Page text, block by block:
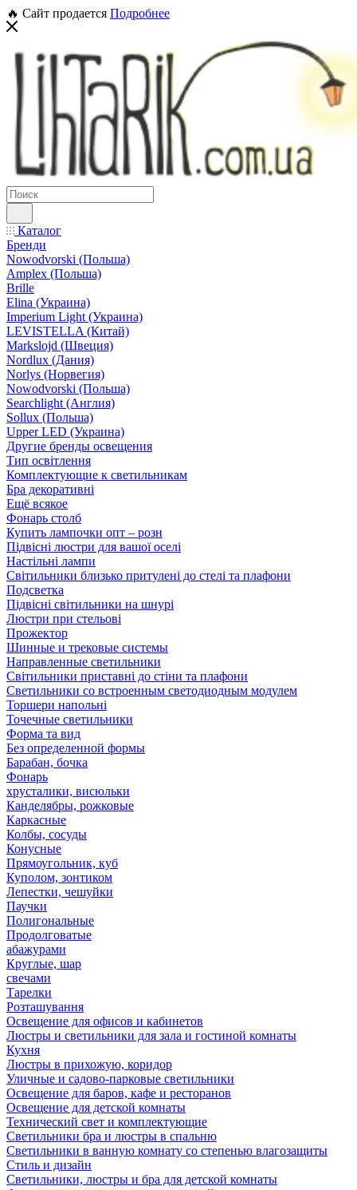
🔥 Сайт продается Подробнее
Каталог
Бренди
Nowodvorski (Польша)
Amplex (Польша)
Brille
Elina (Украина)
Imperium Light (Украина)
LEVISTELLA (Китай)
Markslojd (Швеция)
Nordlux (Дания)
Norlys (Норвегия)
Nowodvorski (Польша)
Searchlight (Англия)
Sollux (Польша)
Upper LED (Украина)
Другие бренды освещения
Тип освітлення
Комплектующие к светильникам
Бра декоративні
Ещё всякое
Фонарь столб
Купить лампочки опт – розн
Підвісні люстри для вашої оселі
Настільні лампи
Світильники близько притулені до стелі та плафони
Подсветка
Підвісні світильники на шнурі
Люстри при стельові
Прожектор
Шинные и трековые системы
Направленные светильники
Світильники приставні до стіни та плафони
Светильники со встроенным светодиодным модулем
Торшери напольні
Точечные светильники
Форма та вид
Без определенной формы
Барабан, бочка
Фонарь
хрусталики, висюльки
Канделябры, рожковые
Каркасные
Колбы, сосуды
Конусные
Прямоугольник, куб
Куполом, зонтиком
Лепестки, чешуйки
Паучки
Полигональные
Продолговатые
абажурами
Круглые, шар
свечами
Тарелки
Розташування
Освещение для офисов и кабинетов
Люстры и светильники для зала и гостиной комнаты
Кухня
Люстры в прихожую, коридор
Уличные и садово-парковые светильники
Освещение для баров, кафе и ресторанов
Освещение для детской комнаты
Технический свет и комплектующие
Светильники бра и люстры в спальню
Светильники в ванную комнату со степенью влагозащиты
Стиль и дизайн
Светильники, люстры и бра для детской комнаты